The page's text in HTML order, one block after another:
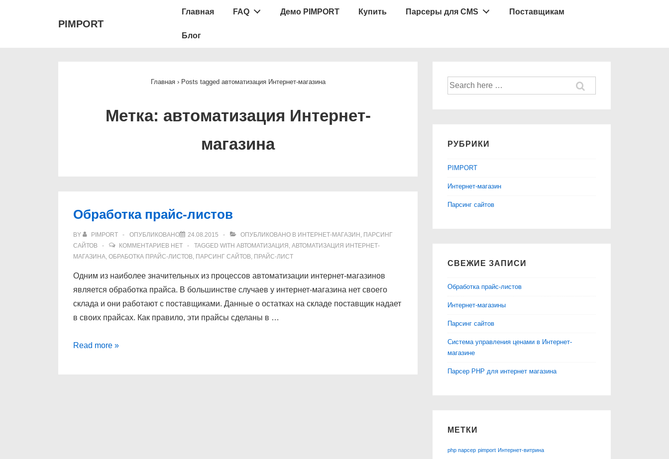
PIMPORT
Main
Главная FAQ Демо PIMPORT Купить Парсеры для CMS Поставщикам
Блог
Главная › Posts tagged автоматизация Интернет-магазина
Метка: автоматизация Интернет-
магазина
Обработка прайс-листов
BY PIMPORT ОПУБЛИКОВАНО 24.08.2015 ОПУБЛИКОВАНО В ИНТЕРНЕТ-МАГАЗИН , ПАРСИНГ
САЙТОВ
КОММЕНТАРИЕВ НЕТ TAGGED WITH АВТОМАТИЗАЦИЯ , АВТОМАТИЗАЦИЯ ИНТЕРНЕТ-
МАГАЗИНА, ОБРАБОТКА ПРАЙС-ЛИСТОВ, ПАРСИНГ САЙТОВ, ПРАЙС-ЛИСТ
Одним из наиболее значительных из процессов автоматизации интернет-магазинов
является обработка прайса. В большинстве случаев у интернет-магазина нет своего
склада и они работают с поставщиками. Данные о остатках на складе поставщик надает
в своих прайсах. Как правило, эти прайсы сделаны в …
Обработка
Read more »
Найти:
РУБРИКИ
PIMPORT
Интернет-магазин
Парсинг сайтов
СВЕЖИЕ ЗАПИСИ
Обработка прайс-листов
Интернет-магазины
Парсинг сайтов
Система управления ценами в Интернет-
магазине
Парсер PHP для интернет магазина
МЕТКИ
php парсер pimport Интернет-витрина